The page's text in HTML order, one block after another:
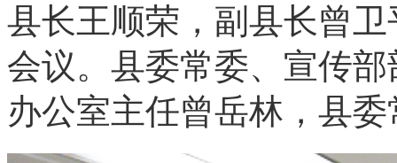
县长王顺荣，副县长曾
会议。县委常委、宣传
办公室主任曾岳林，县